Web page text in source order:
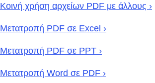
Κοινή χρήση αρχείων PDF με άλλους ›
Μετατροπή PDF σε Excel ›
Μετατροπή PDF σε PPT ›
Μετατροπή Word σε PDF ›